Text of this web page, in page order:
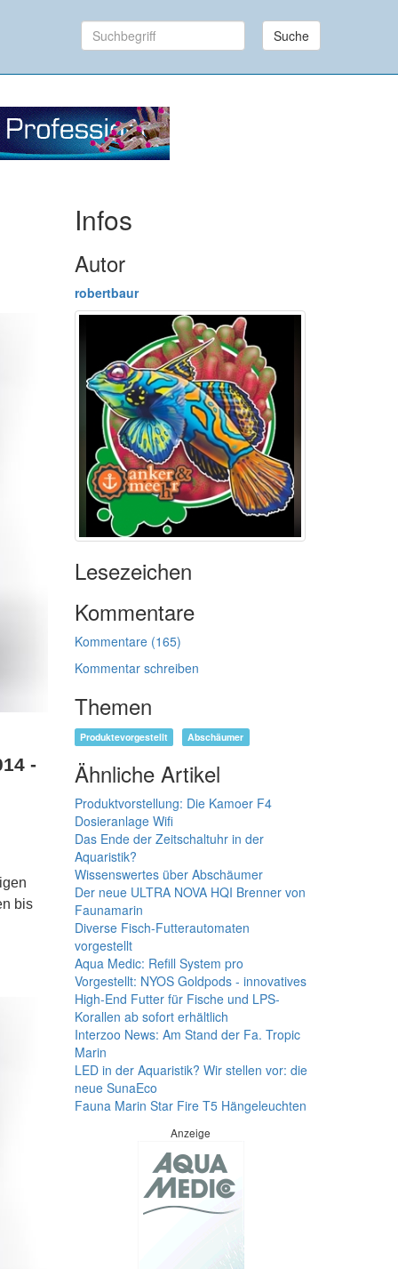
Suche
-
bis
Infos
Autor
robertbaur
Lesezeichen
Kommentare
Kommentare (165)
Kommentar schreiben
Themen
Produktevorgestellt Abschäumer
Ähnliche Artikel
Produktvorstellung: Die Kamoer F4
Dosieranlage Wifi
Das Ende der Zeitschaltuhr in der
Aquaristik?
Wissenswertes über Abschäumer
Der neue ULTRA NOVA HQI Brenner von
Faunamarin
Diverse Fisch-Futterautomaten
vorgestellt
Aqua Medic: Refill System pro
Vorgestellt: NYOS Goldpods - innovatives
High-End Futter für Fische und LPS-
Korallen ab sofort erhältlich
Interzoo News: Am Stand der Fa. Tropic
Marin
LED in der Aquaristik? Wir stellen vor: die
neue SunaEco
Fauna Marin Star Fire T5 Hängeleuchten
Anzeige